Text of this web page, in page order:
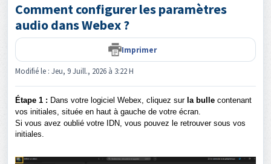
Comment configurer les paramètres
audio dans Webex ?
Imprimer
Modifié le : Jeu, 9 Juill., 2026 à 3:22 H
Étape 1 : Dans votre logiciel Webex, cliquez sur la bulle contenant
vos initiales, située en haut à gauche de votre écran.
Si vous avez oublié votre IDN, vous pouvez le retrouver sous vos
initiales.